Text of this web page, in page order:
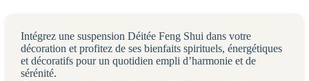
Intégrez une suspension Déitée Feng Shui dans votre
décoration et profitez de ses bienfaits spirituels, énergétiques
et décoratifs pour un quotidien empli d’harmonie et de
sérénité.